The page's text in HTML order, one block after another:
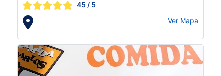
45 / 5
Ver Mapa